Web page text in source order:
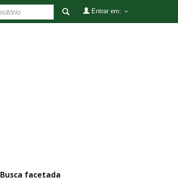
Entrar em:
Busca facetada